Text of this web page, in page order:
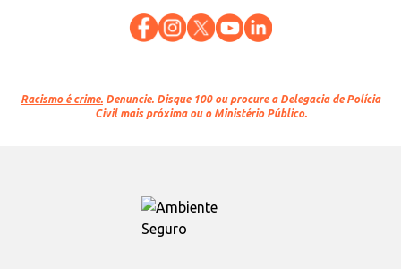
Racismo é crime. Denuncie. Disque 100 ou procure a Delegacia de Polícia
Civil mais próxima ou o Ministério Público.